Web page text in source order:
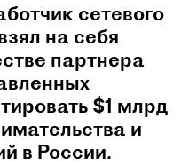
сетевого
на себя
партнера
$1 млрд
и
в России.